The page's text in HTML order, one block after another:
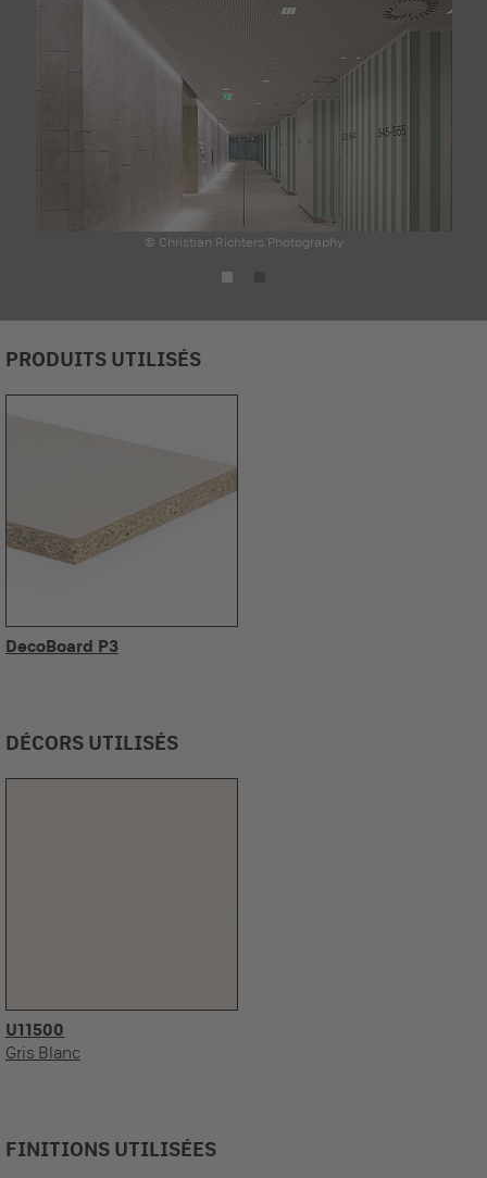
© Christian Richters Photography
PRODUITS UTILISÉS
DecoBoard P3
DÉCORS UTILISÉS
U11500
Gris Blanc
FINITIONS UTILISÉES